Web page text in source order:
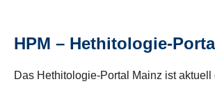
HPM – Hethitologie-
Das Hethitologie-Portal Mainz ist aktuell